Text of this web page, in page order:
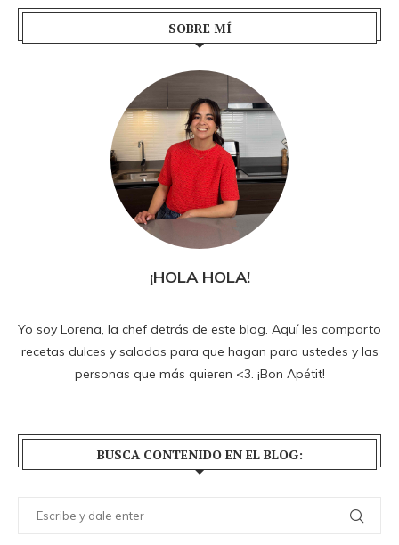
SOBRE MÍ
¡HOLA HOLA!
Yo soy Lorena, la chef detrás de este blog. Aquí les comparto
recetas dulces y saladas para que hagan para ustedes y las
personas que más quieren <3. ¡Bon Apétit!
BUSCA CONTENIDO EN EL BLOG: